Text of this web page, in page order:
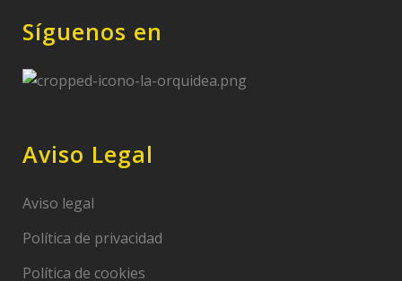
Síguenos en
Aviso Legal
Aviso legal
Política de privacidad
Política de cookies